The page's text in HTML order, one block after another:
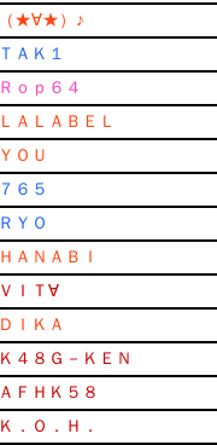
（★∀★）♪
ＴＡＫ１
Ｒｏｐ６４
ＬＡＬＡＢＥＬ
ＹＯＵ
７６５
ＲＹＯ
ＨＡＮＡＢＩ
ＶＩＴ∀
ＤＩＫＡ
Ｋ４８Ｇ－ＫＥＮ
ＡＦＨＫ５８
Ｋ．Ｏ．Ｈ．